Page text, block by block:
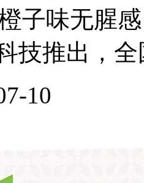
子味无腥
技推出，
10